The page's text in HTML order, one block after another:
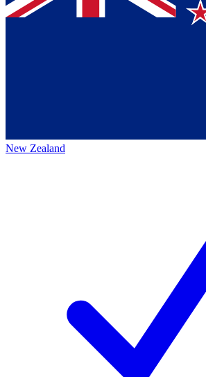
New Zealand